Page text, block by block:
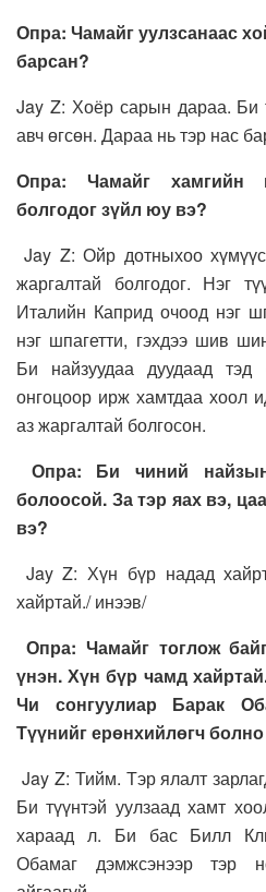
Опра: Чамайг уулзсанаас
барсан?
Jay Z: Хоёр сарын дараа. Би
авч өгсөн. Дараа нь тэр нас
Опра: Чамайг хамгийн
болгодог зүйл юу вэ?
Jay Z: Ойр дотныхоо
жаргалтай болгодог. Нэг
Италийн Каприд очоод нэг
нэг шпагетти, гэхдээ шив
Би найзуудаа дуудаад тэд
онгоцоор ирж хамтдаа хоол
аз жаргалтай болгосон.
Опра: Би чиний
болоосой. За тэр яах вэ,
вэ?
Jay Z: Хүн бүр надад
хайртай./ инээв/
Опра: Чамайг тоглож
үнэн. Хүн бүр чамд
Чи сонгуулиар Барак
Түүнийг ерөнхийлөгч
Jay Z: Тийм. Тэр ялалт
Би түүнтэй уулзаад хамт
хараад л. Би бас Билл
Обамаг дэмжсэнээр тэр